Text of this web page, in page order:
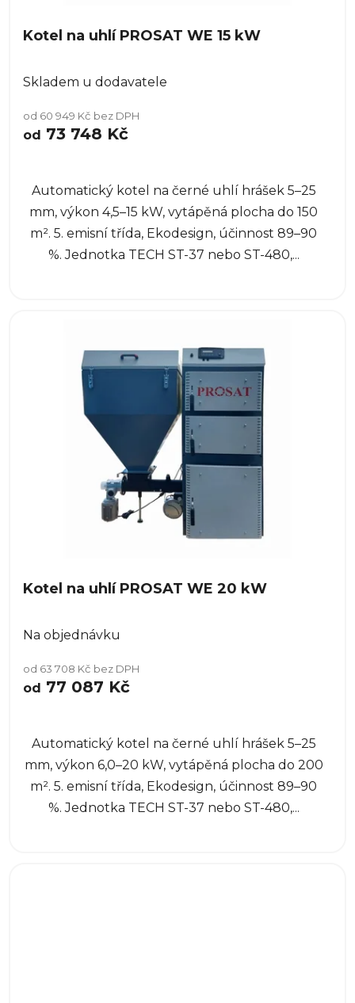
Kotel na uhlí PROSAT WE 15 kW
Skladem u dodavatele
od 60 949 Kč bez DPH
od 73 748 Kč
Automatický kotel na černé uhlí hrášek 5–25
mm, výkon 4,5–15 kW, vytápěná plocha do 150
m². 5. emisní třída, Ekodesign, účinnost 89–90
%. Jednotka TECH ST-37 nebo ST-480,...
Kotel na uhlí PROSAT WE 20 kW
Na objednávku
od 63 708 Kč bez DPH
od 77 087 Kč
Automatický kotel na černé uhlí hrášek 5–25
mm, výkon 6,0–20 kW, vytápěná plocha do 200
m². 5. emisní třída, Ekodesign, účinnost 89–90
%. Jednotka TECH ST-37 nebo ST-480,...